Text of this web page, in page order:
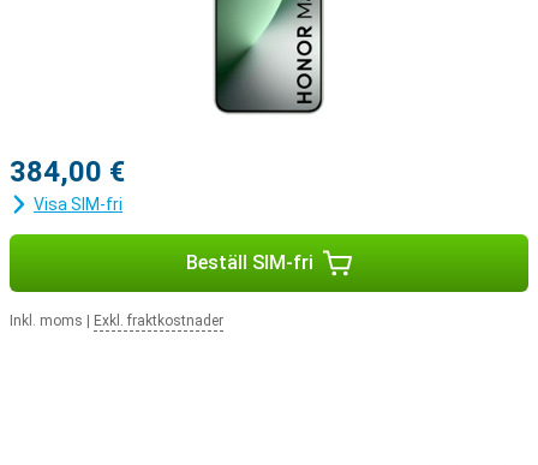
384,00 €
Visa SIM-fri
Beställ SIM-fri
Inkl. moms Exkl. fraktkostnader